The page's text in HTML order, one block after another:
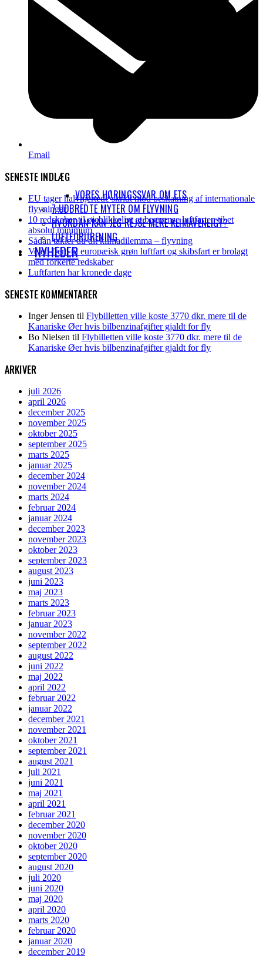
VORES HØRINGSSVAR OM ETS
7 UDBREDTE MYTER OM FLYVNING
HVORDAN KAN JEG REJSE MERE KLIMAVENLIGT?
LUFTFORURENING
NYHEDER
Email
SENESTE INDLÆG
EU tager halvhjertede skridt mod beskatning af internationale
flyvninger
10 redskaber til øjeblikkeligt at begrænse luftfarten til et
absolut minimum
Sådan takler du dit klimadilemma – flyvning
Vejen frem til europæisk grøn luftfart og skibsfart er brolagt
med forkerte redskaber
Luftfarten har kronede dage
SENESTE KOMMENTARER
Inger Jensen til Flybilletten ville koste 3770 dkr. mere til de
Kanariske Øer hvis bilbenzinafgifter gjaldt for fly
Bo Nielsen til Flybilletten ville koste 3770 dkr. mere til de
Kanariske Øer hvis bilbenzinafgifter gjaldt for fly
ARKIVER
juli 2026
april 2026
december 2025
november 2025
oktober 2025
september 2025
marts 2025
januar 2025
december 2024
november 2024
marts 2024
februar 2024
januar 2024
december 2023
november 2023
oktober 2023
september 2023
august 2023
juni 2023
maj 2023
marts 2023
februar 2023
januar 2023
november 2022
september 2022
august 2022
juni 2022
maj 2022
april 2022
februar 2022
januar 2022
december 2021
november 2021
oktober 2021
september 2021
august 2021
juli 2021
juni 2021
maj 2021
april 2021
februar 2021
december 2020
november 2020
oktober 2020
september 2020
august 2020
juli 2020
juni 2020
maj 2020
april 2020
marts 2020
februar 2020
januar 2020
december 2019